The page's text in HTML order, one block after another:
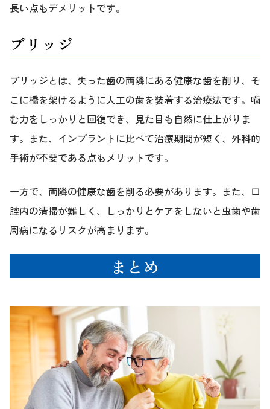
長い点もデメリットです。
ブリッジ
ブリッジとは、失った歯の両隣にある健康な歯を削り、そ
こに橋を架けるように人工の歯を装着する治療法です。噛
む力をしっかりと回復でき、見た目も自然に仕上がりま
す。また、インプラントに比べて治療期間が短く、外科的
手術が不要である点もメリットです。
一方で、両隣の健康な歯を削る必要があります。また、口
腔内の清掃が難しく、しっかりとケアをしないと虫歯や歯
周病になるリスクが高まります。
まとめ